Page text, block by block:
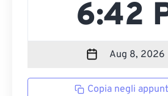
Copia negli